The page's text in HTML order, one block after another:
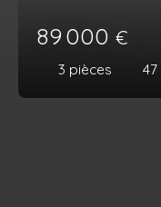
89 000 €
3 pièces 47